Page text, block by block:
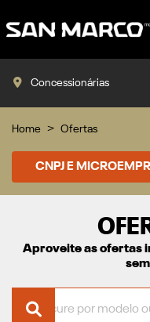
Concessionárias
Home Ofertas
CNPJ E
Aproveite as ofertas